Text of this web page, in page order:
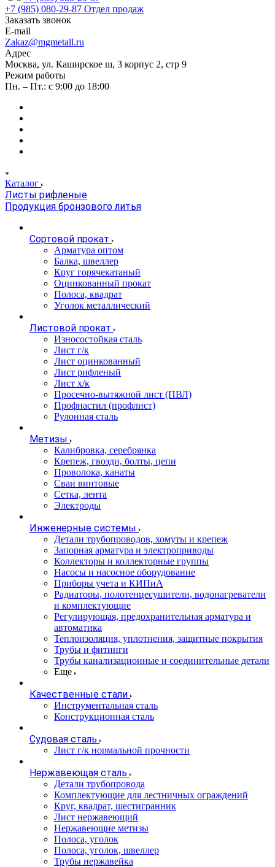
+7 (985) 080-29-87 Отдел продаж
Заказать звонок
E-mail
Zakaz@mgmetall.ru
Адрес
Москва, ул. Каширское ш, 3 корпус 2, стр 9
Режим работы
Пн. – Пт.: с 9:00 до 18:00
Каталог
Листы рифленые
Продукция бронзового литья
Сортовой прокат
Арматура оптом
Балка, швеллер
Круг горячекатаный
Оцинкованный прокат
Полоса, квадрат
Уголок металлический
Листовой прокат
Износостойкая сталь
Лист г/к
Лист оцинкованный
Лист рифленый
Лист х/к
Просечно-вытяжной лист (ПВЛ)
Профнастил (профлист)
Рулонная сталь
Метизы
Калибровка, серебрянка
Крепеж, гвозди, болты, цепи
Проволока, канаты
Сваи винтовые
Сетка, лента
Электроды
Инженерные системы
Детали трубопроводов, хомуты и крепеж
Запорная арматура и электроприводы
Коллекторы и коллекторные группы
Насосы и насосное оборудование
Приборы учета и КИПиА
Радиаторы, полотенцесушители, водонагреватели
и комплектующие
Регулирующая, предохранительная арматура и
автоматика
Теплоизоляция, уплотнения, защитные покрытия
Трубы и фитинги
Трубы канализационные и соединительные детали
Еще
Качественные стали
Инструментальная сталь
Конструкционная сталь
Судовая сталь
Лист г/к нормальной прочности
Нержавеющая сталь
Детали трубопровода
Комплектующие для лестничных ограждений
Круг, квадрат, шестигранник
Лист нержавеющий
Нержавеющие метизы
Полоса, уголок
Полоса, уголок, швеллер
Трубы нержавейка